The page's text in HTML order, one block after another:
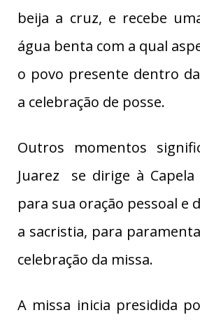
beija a cruz, e recebe
água benta com a qual
o povo presente dentro
a celebração de posse.
Outros momentos
Juarez se dirige à Capela
para sua oração pessoal e
a sacristia, para
celebração da missa.
A missa inicia presidida